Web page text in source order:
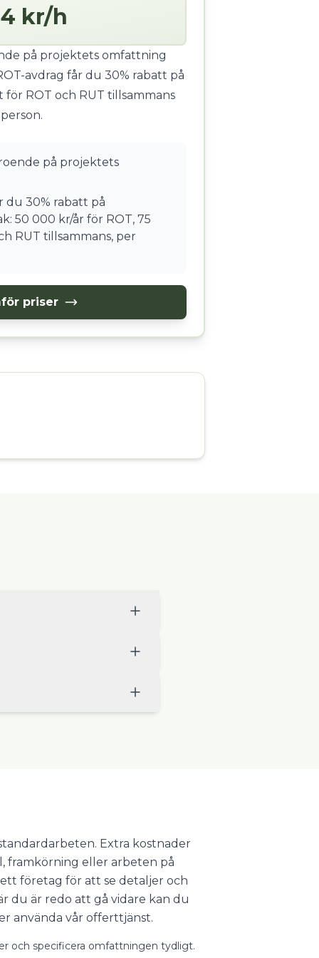
kr/h
på projektets omfattning
avdrag får du 30% rabatt på
ROT och RUT tillsammans
på projektets
du 30% rabatt på
50 000 kr/år för ROT, 75
RUT tillsammans, per
priser
Extra kostnader
framkörning eller arbeten på
företag för att se detaljer och
du är redo att gå vidare kan du
använda vår offerttjänst.
och specificera omfattningen tydligt.